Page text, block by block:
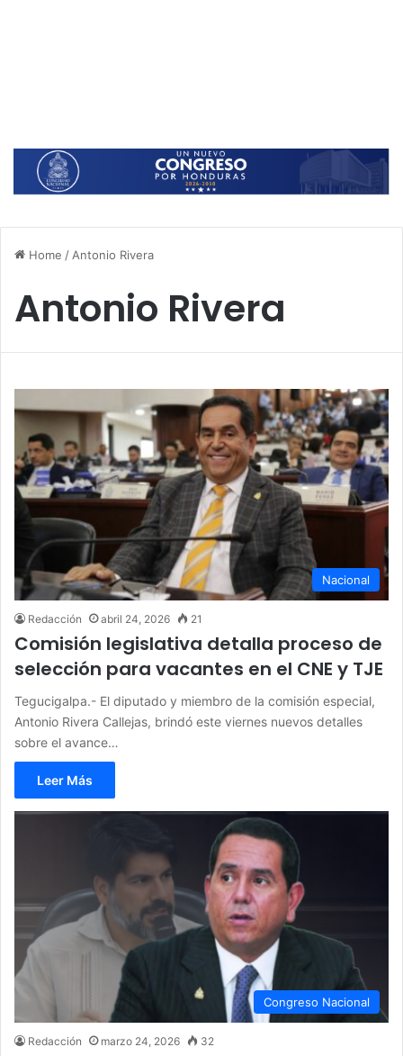
Home /Antonio Rivera
Antonio Rivera
Nacional
Redacción abril 24, 2026 21
Comisión legislativa detalla proceso de
selección para vacantes en el CNE y TJE
Tegucigalpa.- El diputado y miembro de la comisión especial,
Antonio Rivera Callejas, brindó este viernes nuevos detalles
sobre el avance…
Leer Más
Congreso Nacional
Redacción marzo 24, 2026 32